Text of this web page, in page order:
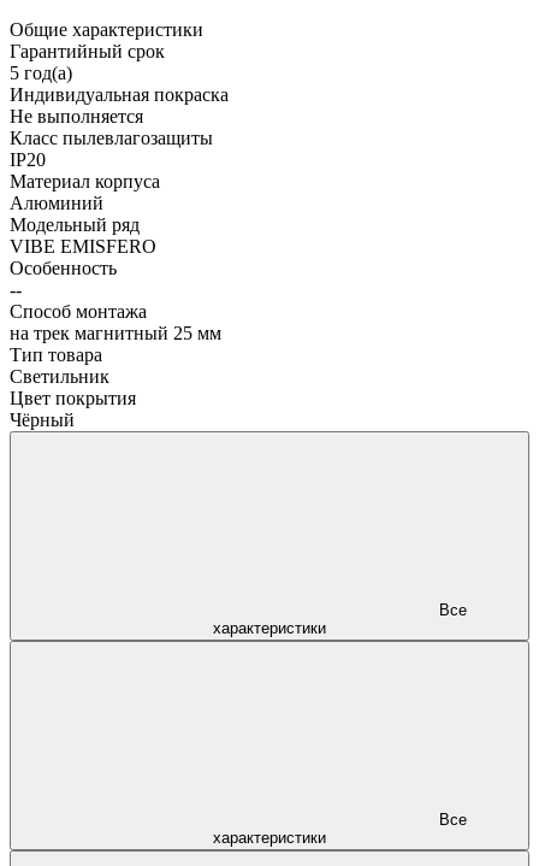
Общие характеристики
Гарантийный срок
5 год(а)
Индивидуальная покраска
Не выполняется
Класс пылевлагозащиты
IP20
Материал корпуса
Алюминий
Модельный ряд
VIBE EMISFERO
Особенность
--
Способ монтажа
на трек магнитный 25 мм
Тип товара
Светильник
Цвет покрытия
Чёрный
характеристики
характеристики